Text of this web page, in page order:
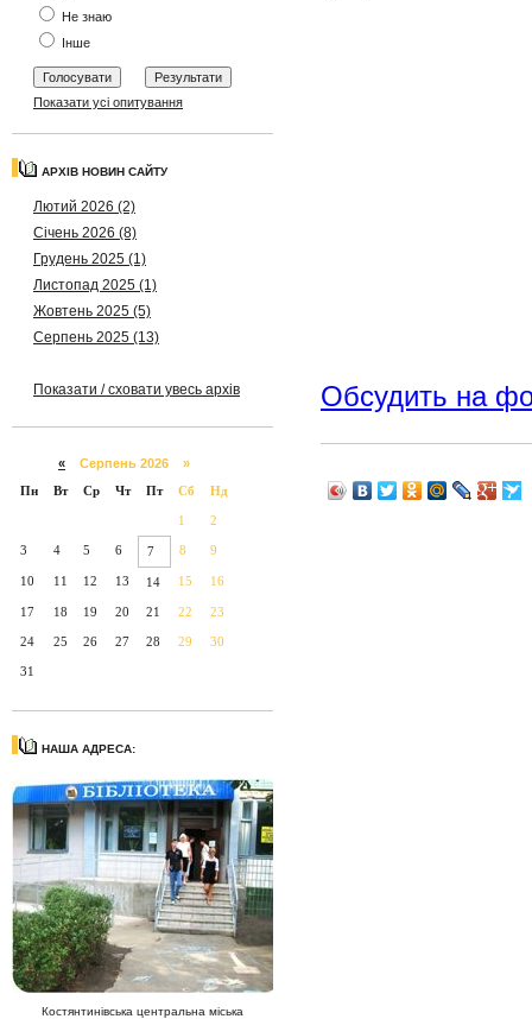
Не знаю
Інше
Показати усі опитування
АРХІВ НОВИН САЙТУ
Лютий 2026 (2)
Січень 2026 (8)
Грудень 2025 (1)
Листопад 2025 (1)
Жовтень 2025 (5)
Серпень 2025 (13)
Показати / сховати увесь архів
« Серпень 2026 »
Пн
Вт Ср Чт Пт Сб Нд
1 2
3 4 5 6 7 8 9
10 11 12 13 14 15 16
17 18 19 20 21 22 23
24 25 26 27 28 29 30
31
НАША АДРЕСА:
Костянтинівська центральна міська
Обсудить на